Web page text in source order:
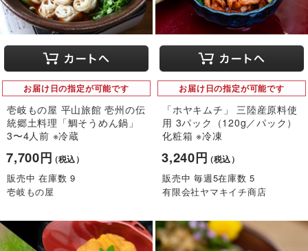
お届け日の指定が可能です
壱岐もの屋 平山旅館 壱州の伝
統郷土料理「鯛そうめん鍋」
3〜4人前 ※冷蔵
7,700円（税込）
販売中 在庫数 9
壱岐もの屋
お届け日の指定が可能です
「ホヤキムチ」 三陸産原料使
用 3パック（120g／パック）
化粧箱 ※冷凍
3,240円（税込）
販売中 毎週5在庫数 5
有限会社ヤマキイチ商店